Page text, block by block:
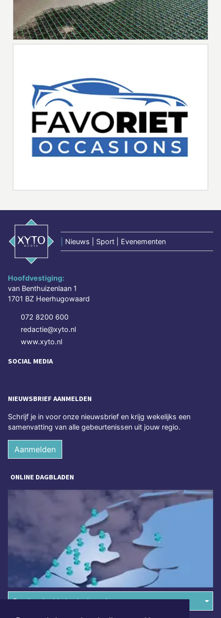
Nieuws | Sport | Evenementen
Hoofdvestiging:
van Benthuizenlaan 1
1701 BZ Heerhugowaard
072 8200 600
redactie@xyto.nl
www.xyto.nl
SOCIAL MEDIA
NIEUWSBRIEF AANMELDEN
Schrijf je in voor onze nieuwsbrief en krijg wekelijks een
samenvatting van alle gebeurtenissen uit jouw regio.
Aanmelden
ONLINE DAGBLADEN
Overige dagbladen in de regio